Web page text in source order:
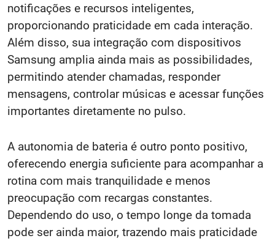
notificações e recursos inteligentes,
proporcionando praticidade em cada interação.
Além disso, sua integração com dispositivos
Samsung amplia ainda mais as possibilidades,
permitindo atender chamadas, responder
mensagens, controlar músicas e acessar funções
importantes diretamente no pulso.
A autonomia de bateria é outro ponto positivo,
oferecendo energia suficiente para acompanhar a
rotina com mais tranquilidade e menos
preocupação com recargas constantes.
Dependendo do uso, o tempo longe da tomada
pode ser ainda maior, trazendo mais praticidade